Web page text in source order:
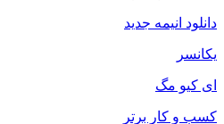
دانلود انیمه جدید
یکانسر
ای کیو مگ
کسب و کار برتر